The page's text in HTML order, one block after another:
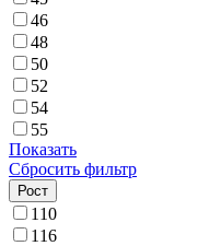
46
48
50
52
54
55
Показать
Сбросить фильтр
Рост
110
116